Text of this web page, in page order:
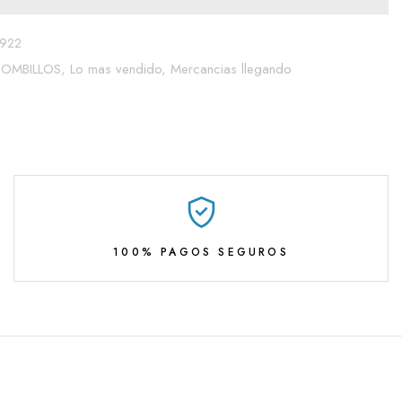
Lo mas vendido, Mercancias llegando
100% PAGOS SEGUROS